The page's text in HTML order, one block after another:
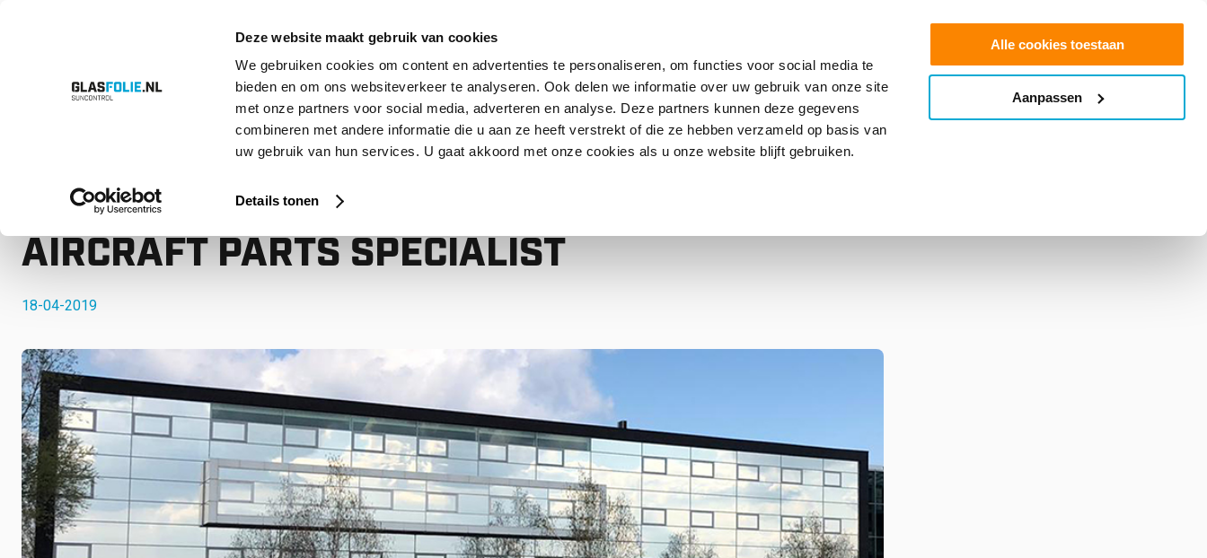
Deze website maakt gebruik van cookies
We gebruiken cookies om content en advertenties te personaliseren, om functies voor social media te
bieden en om ons websiteverkeer te analyseren. Ook delen we informatie over uw gebruik van onze site
met onze partners voor social media, adverteren en analyse. Deze partners kunnen deze gegevens
combineren met andere informatie die u aan ze heeft verstrekt of die ze hebben verzameld op basis van
uw gebruik van hun services. U gaat akkoord met onze cookies als u onze website blijft gebruiken.
Details tonen
Alle cookies toestaan
Aanpassen
Offerte aanvragen
Overslaan
ProductenOplossingen ProjectenReferentiesOver ons ContactFAQ info@glasfolie.nl
GLASFOLIE SUNCONTROL @ TDA
AIRCRAFT PARTS SPECIALIST
18-04-2019